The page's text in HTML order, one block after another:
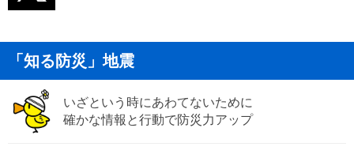
「知る防災」地震
いざという時にあわてないために
確かな情報と行動で防災力アップ